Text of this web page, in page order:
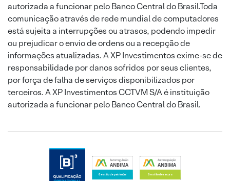
autorizada a funcionar pelo Banco Central do Brasil.Toda
comunicação através de rede mundial de computadores
está sujeita a interrupções ou atrasos, podendo impedir
ou prejudicar o envio de ordens ou a recepção de
informações atualizadas. A XP Investimentos exime-se de
responsabilidade por danos sofridos por seus clientes,
por força de falha de serviços disponibilizados por
terceiros. A XP Investimentos CCTVM S/A é instituição
autorizada a funcionar pelo Banco Central do Brasil.